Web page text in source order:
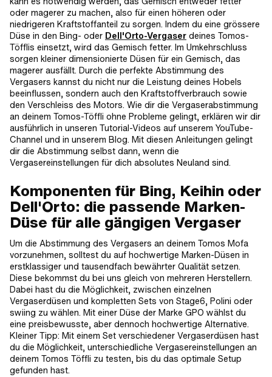
oder magerer zu machen, also für einen höheren oder
niedrigeren Kraftstoffanteil zu sorgen. Indem du eine grössere
Düse in den Bing- oder Dell'Orto-Vergaser deines Tomos-
Töfflis einsetzt, wird das Gemisch fetter. Im Umkehrschluss
sorgen kleiner dimensionierte Düsen für ein Gemisch, das
magerer ausfällt. Durch die perfekte Abstimmung des
Vergasers kannst du nicht nur die Leistung deines Hobels
beeinflussen, sondern auch den Kraftstoffverbrauch sowie
den Verschleiss des Motors. Wie dir die Vergaserabstimmung
an deinem Tomos-Töffli ohne Probleme gelingt, erklären wir dir
ausführlich in unseren Tutorial-Videos auf unserem YouTube-
Channel und in unserem Blog. Mit diesen Anleitungen gelingt
dir die Abstimmung selbst dann, wenn die
Vergasereinstellungen für dich absolutes Neuland sind.
Komponenten für Bing, Keihin oder
Dell'Orto: die passende Marken-
Düse für alle gängigen Vergaser
Um die Abstimmung des Vergasers an deinem Tomos Mofa
vorzunehmen, solltest du auf hochwertige Marken-Düsen in
erstklassiger und tausendfach bewährter Qualität setzen.
Diese bekommst du bei uns gleich von mehreren Herstellern.
Dabei hast du die Möglichkeit, zwischen einzelnen
Vergaserdüsen und kompletten Sets von Stage6, Polini oder
swiing zu wählen. Mit einer Düse der Marke GPO wählst du
eine preisbewusste, aber dennoch hochwertige Alternative.
Kleiner Tipp: Mit einem Set verschiedener Vergaserdüsen hast
du die Möglichkeit, unterschiedliche Vergasereinstellungen an
deinem Tomos Töffli zu testen, bis du das optimale Setup
gefunden hast.